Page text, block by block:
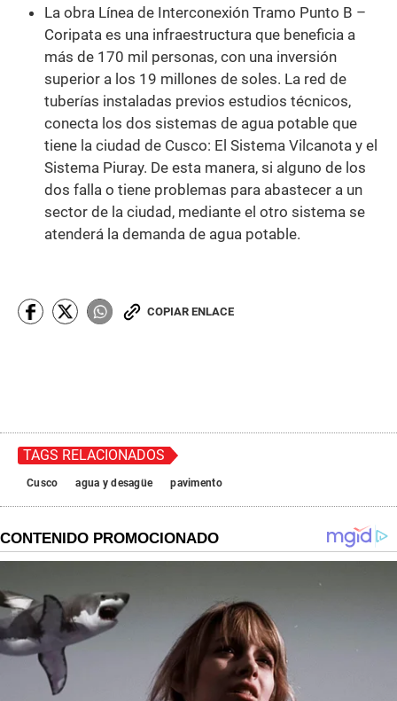
La obra Línea de Interconexión Tramo Punto B –
Coripata es una infraestructura que beneficia a
más de 170 mil personas, con una inversión
superior a los 19 millones de soles. La red de
tuberías instaladas previos estudios técnicos,
conecta los dos sistemas de agua potable que
tiene la ciudad de Cusco: El Sistema Vilcanota y el
Sistema Piuray. De esta manera, si alguno de los
dos falla o tiene problemas para abastecer a un
sector de la ciudad, mediante el otro sistema se
atenderá la demanda de agua potable.
COPIAR ENLACE
TAGS RELACIONADOS
Cusco agua y desagüe pavimento